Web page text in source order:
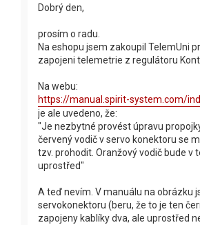
Dobrý den,
prosím o radu.
Na eshopu jsem zakoupil TelemUni
zapojeni telemetrie z regulátoru
Na webu:
https://manual.spirit-system.com/
je ale uvedeno, že:
"Je nezbytné provést úpravu
červený vodič v servo konektoru se
tzv. prohodit. Oranžový vodič bude v
uprostřed"
A teď nevím. V manuálu na obrázku
servokonektoru (beru, že to je ten
zapojeny kablíky dva, ale uprostřed